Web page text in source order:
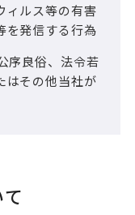
ィルス等の有害
を発信する行為
序良俗、法令若
はその他当社が